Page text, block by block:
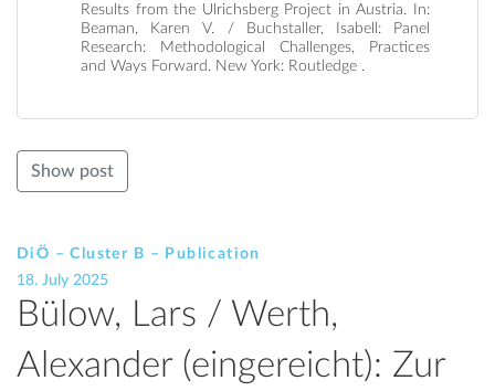
Results from the Ulrichsberg Project in Austria. In:
Beaman, Karen V. / Buchstaller, Isabell: Panel
Research: Methodological Challenges, Practices
and Ways Forward. New York: Routledge .
Show post
DiÖ – Cluster B – Publication
18. July 2025
Bülow, Lars / Werth,
Alexander (eingereicht): Zur